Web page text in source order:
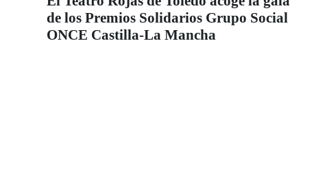
de los Premios Solidarios Grupo Social
ONCE Castilla-La Mancha